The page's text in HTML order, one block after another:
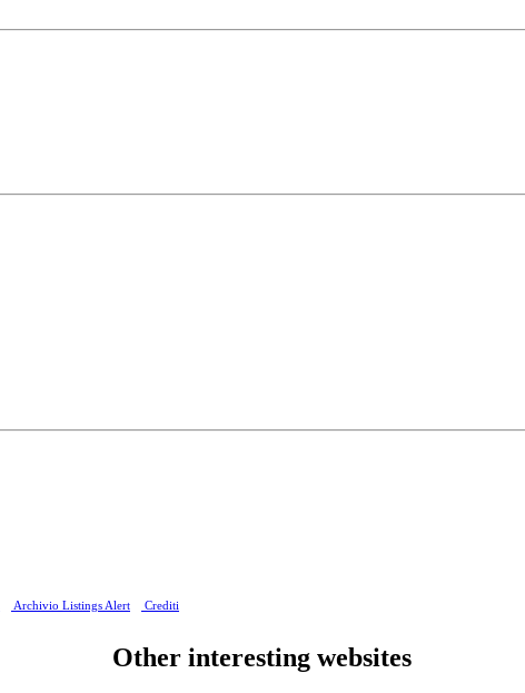
Archivio Listings Alert Crediti
Other interesting websites